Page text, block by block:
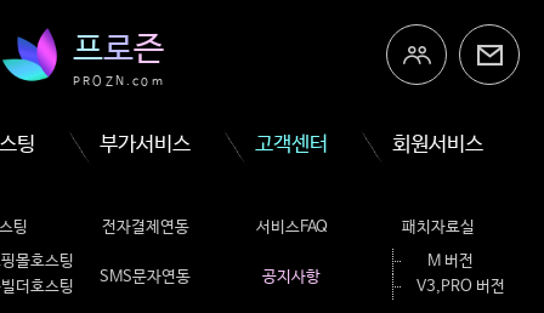
프로즌
PROZN.com
팅
팅
몰호스팅
더호스팅
부가서비스
전자결제연동
SMS문자연동
고객센터
서비스FAQ
공지사항
회원서비스
패치자료실
M 버전
V3,PRO 버전